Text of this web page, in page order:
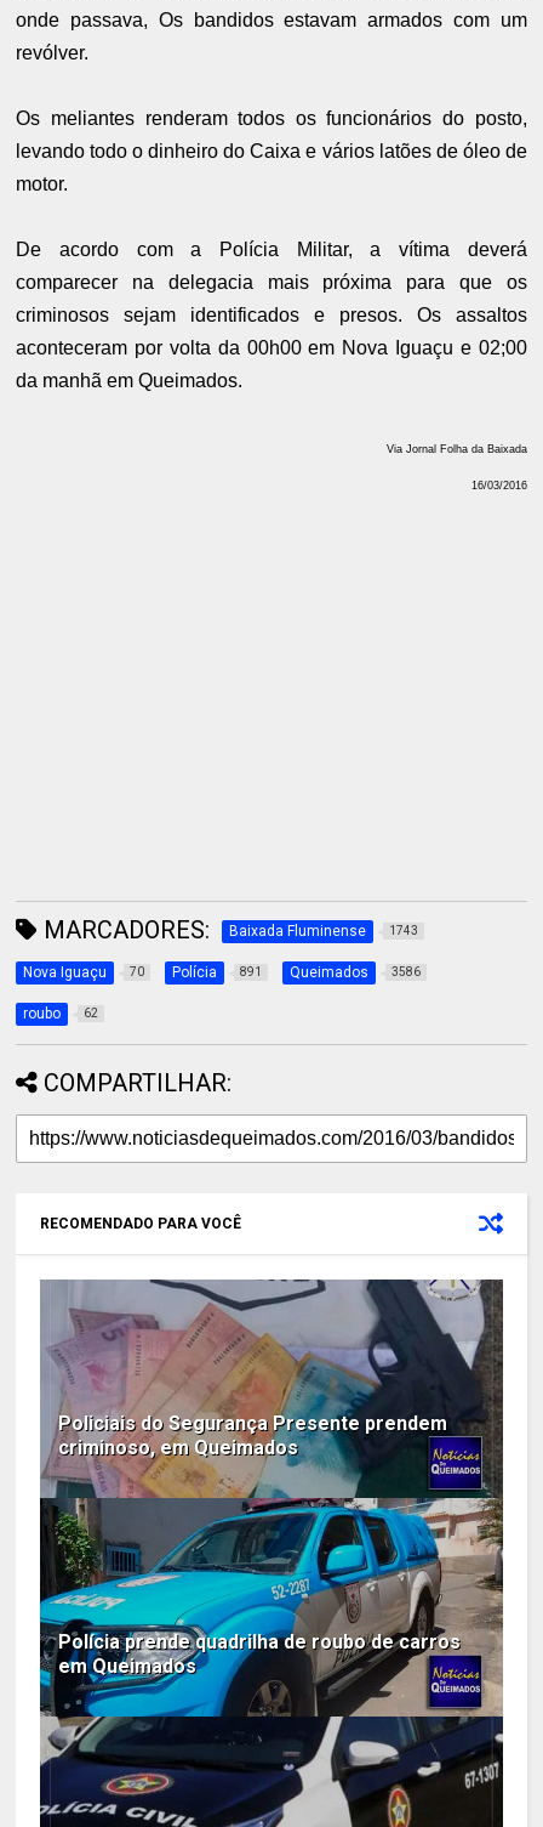
onde passava, Os bandidos estavam armados com um
revólver.
Os meliantes renderam todos os funcionários do posto,
levando todo o dinheiro do Caixa e vários latões de óleo de
motor.
De acordo com a Polícia Militar, a vítima deverá
comparecer na delegacia mais próxima para que os
criminosos sejam identificados e presos. Os assaltos
aconteceram por volta da 00h00 em Nova Iguaçu e 02;00
da manhã em Queimados.
Via Jornal Folha da Baixada
16/03/2016
MARCADORES: Baixada Fluminense 1743
Nova Iguaçu 70 Polícia 891 Queimados 3586
roubo 62
COMPARTILHAR:
RECOMENDADO PARA VOCÊ
Policiais do Segurança Presente prendem
criminoso, em Queimados
Polícia prende quadrilha de roubo de carros
em Queimados